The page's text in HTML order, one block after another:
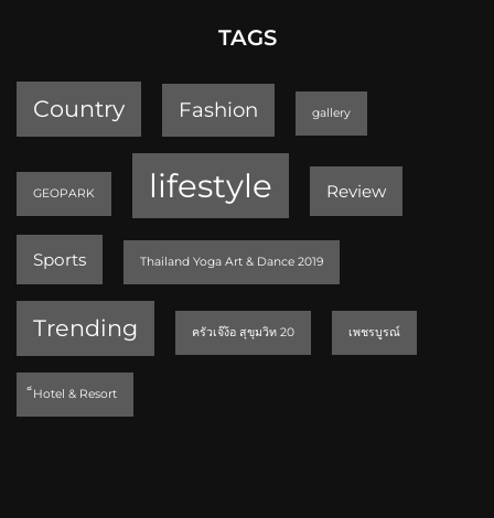
TAGS
Country Fashion gallery
GEOPARK lifestyle Review
Sports Thailand Yoga Art & Dance 2019
Trending ครัวเจ๊ง้อ สุขุมวิท 20 เพชรบูรณ์
็Hotel & Resort